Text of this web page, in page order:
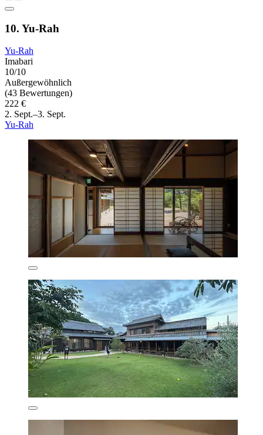
10. Yu-Rah
Yu-Rah
Imabari
10/10
Außergewöhnlich
(43 Bewertungen)
222 €
2. Sept.–3. Sept.
Yu-Rah